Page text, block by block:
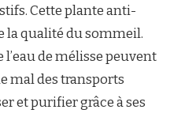
Cette plante anti-
qualité du sommeil.
l’eau de mélisse peuvent
mal des transports
et purifier grâce à ses